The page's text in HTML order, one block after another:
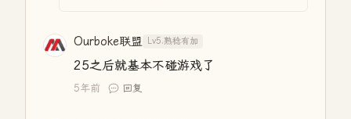
Ourboke联盟 Lv5.熟稔有加
25之后就基本不碰游戏了
5年前 回复